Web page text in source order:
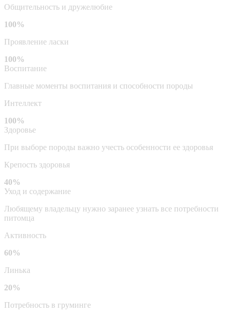
Общительность и дружелюбие
100%
Проявление ласки
100%
Воспитание
Главные моменты воспитания и способности породы
Интеллект
100%
Здоровье
При выборе породы важно учесть особенности ее здоровья
Крепость здоровья
40%
Уход и содержание
Любящему владельцу нужно заранее узнать все потребности
питомца
Активность
60%
Линька
20%
Потребность в груминге